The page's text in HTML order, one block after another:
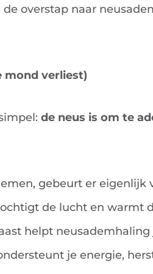
overstap naar
mond verliest)
de neus is om te
gebeurt er eigenlijk
de lucht en warmt
helpt
je energie,